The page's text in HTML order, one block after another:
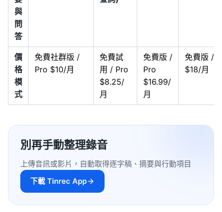
與
問
答
價
格
模
式
免費社群版 /
Pro $10/月
免費試
用 / Pro
$8.25/
月
免費版 /
Pro
$16.99/
月
免費版 /
$18/月
別再手動整理錄音
上傳音訊或影片，自動取得逐字稿、摘要與行動項目
下載 Tinrec App